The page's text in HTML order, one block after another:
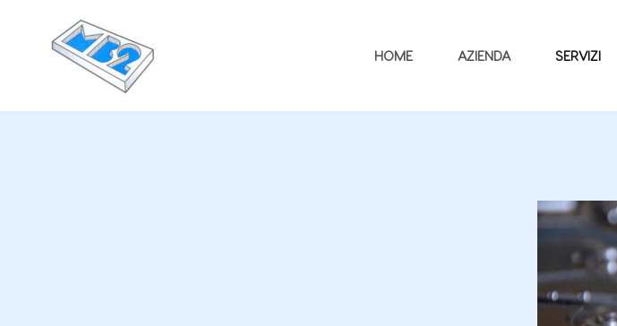
contenuto
HOME AZIENDA SERVIZI